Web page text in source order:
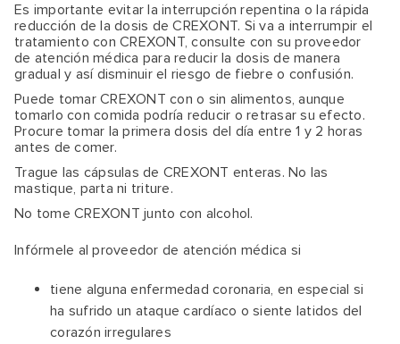
Es importante evitar la interrupción repentina o la rápida
reducción de la dosis de CREXONT. Si va a interrumpir el
tratamiento con CREXONT, consulte con su proveedor
de atención médica para reducir la dosis de manera
gradual y así disminuir el riesgo de fiebre o confusión.
Puede tomar CREXONT con o sin alimentos, aunque
tomarlo con comida podría reducir o retrasar su efecto.
Procure tomar la primera dosis del día entre 1 y 2 horas
antes de comer.
Trague las cápsulas de CREXONT enteras. No las
mastique, parta ni triture.
No tome CREXONT junto con alcohol.
Infórmele al proveedor de atención médica si
tiene alguna enfermedad coronaria, en especial si
ha sufrido un ataque cardíaco o siente latidos del
corazón irregulares